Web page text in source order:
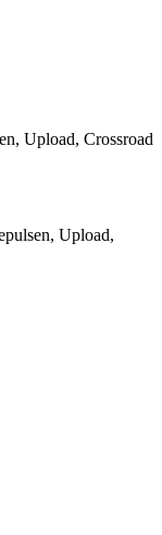
Upload, Crossroad
Upload,